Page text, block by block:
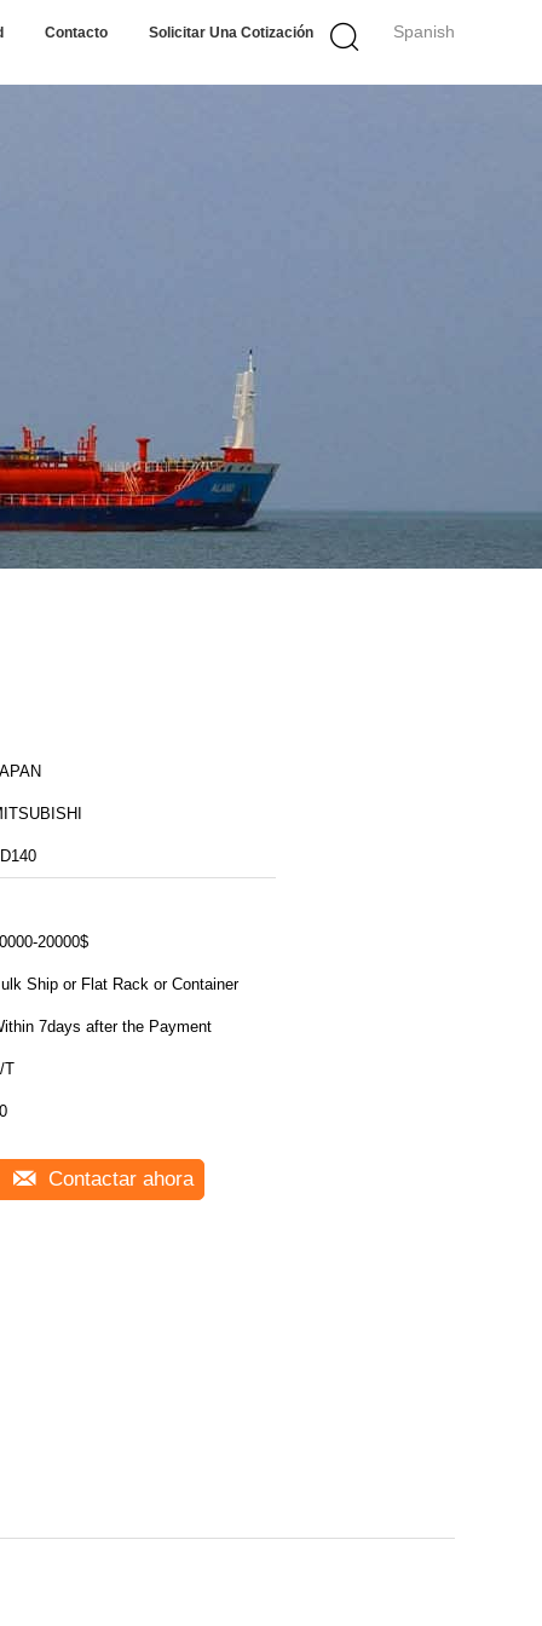
Spanish
Contacto Solicitar Una Cotización
20000$
Ship or Flat Rack or Container
7days after the Payment
T
Contactar ahora